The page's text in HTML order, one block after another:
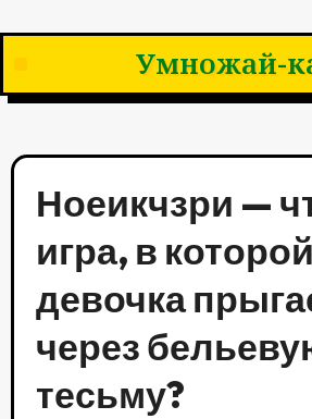
Умножай-
Ноеикчзри —
игра, в которой
девочка
через
тесьму?